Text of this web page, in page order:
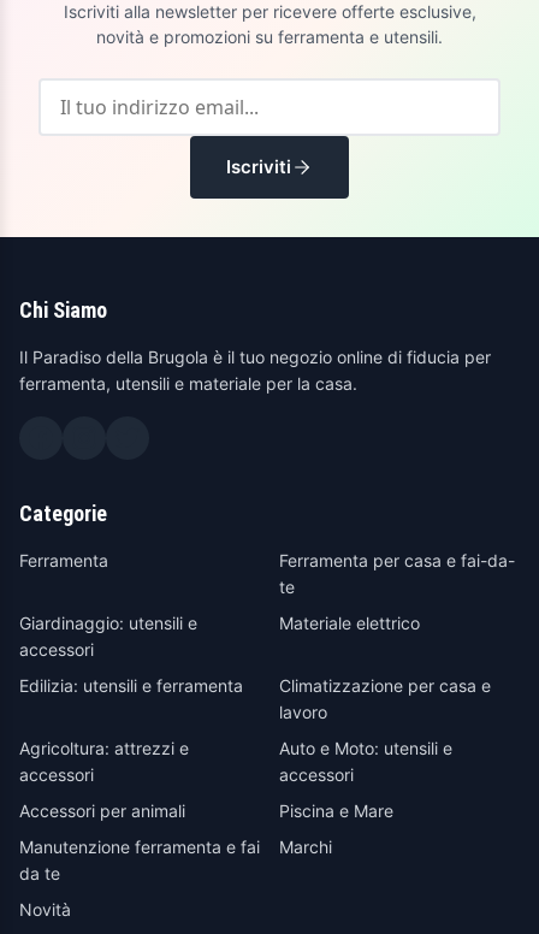
Iscriviti alla newsletter per ricevere offerte esclusive,
novità e promozioni su ferramenta e utensili.
Iscriviti
Chi Siamo
Il Paradiso della Brugola è il tuo negozio online di fiducia per
ferramenta, utensili e materiale per la casa.
Categorie
Ferramenta
Ferramenta per casa e fai-da-
te
Giardinaggio: utensili e
accessori
Materiale elettrico
Edilizia: utensili e ferramenta
Climatizzazione per casa e
lavoro
Agricoltura: attrezzi e
accessori
Auto e Moto: utensili e
accessori
Accessori per animali
Piscina e Mare
Manutenzione ferramenta e fai
da te
Marchi
Novità